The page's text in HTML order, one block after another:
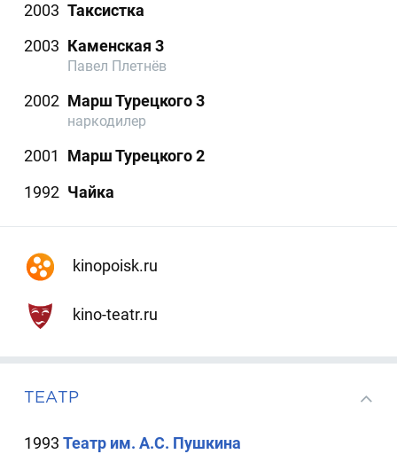
2003 Таксистка
2003 Каменская 3
Павел Плетнёв
2002 Марш Турецкого 3
наркодилер
2001
Марш Турецкого 2
1992 Чайка
kinopoisk.ru
kino-teatr.ru
ТЕАТР
1993Театр им. А.С. Пушкина